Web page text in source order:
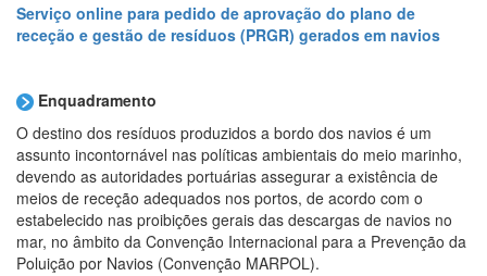
Serviço online para pedido de aprovação do plano de
receção e gestão de resíduos (PRGR) gerados em navios
Enquadramento
O destino dos resíduos produzidos a bordo dos navios é um
assunto incontornável nas políticas ambientais do meio marinho,
devendo as autoridades portuárias assegurar a existência de
meios de receção adequados nos portos, de acordo com o
estabelecido nas proibições gerais das descargas de navios no
mar, no âmbito da Convenção Internacional para a Prevenção da
Poluição por Navios (Convenção MARPOL).